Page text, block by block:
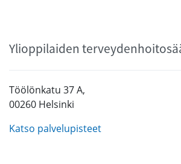
Ylioppilaiden
Töölönkatu 37 A,
00260 Helsinki
Katso palvelupisteet